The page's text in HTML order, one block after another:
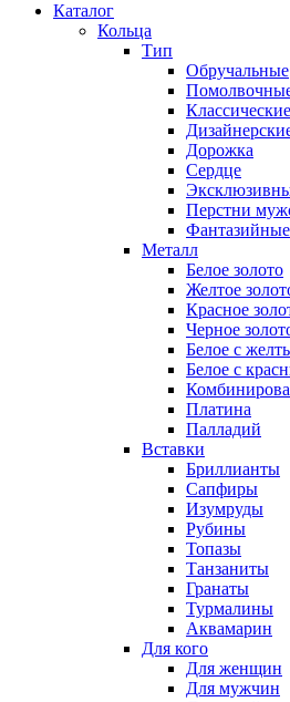
Каталог
Кольца
Тип
Обручальные
Классические
Дорожка
Сердце
Перстни
Металл
Белое золото
Желтое
Красное
Черное
Белое с
Белое с
Платина
Палладий
Вставки
Бриллианты
Сапфиры
Изумруды
Рубины
Топазы
Танзаниты
Гранаты
Турмалины
Аквамарин
Для кого
Для женщин
Для мужчин